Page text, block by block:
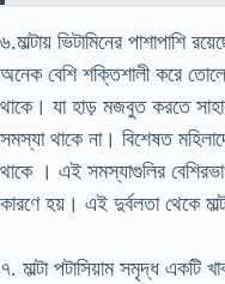
৬.মাল্টায় ভিটামিনের পাশাপাশি
অনেক বেশি শক্তিশালী করে
থাকে। যা হাড় মজবুত করতে
সমস্যা থাকে না। বিশেষত
থাকে । এই সমস্যাগুলির
কারণে হয়। এই দুর্বলতা থেকে
৭. মাল্টা পটাসিয়াম সমৃদ্ধ একটি